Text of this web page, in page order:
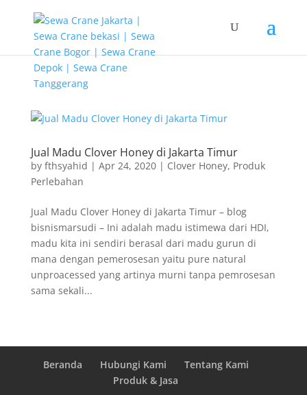
Jual Madu Clover Honey di Jakarta Timur
by fthsyahid | Apr 24, 2020| Clover Honey, Produk
Perlebahan
Jual Madu Clover Honey di Jakarta Timur – blog
bisnismarsudi – Ini adalah madu istimewa dari HDI,
madu kita ini sendiri berasal dari madu gurun di
mana dengan pemerosesan yaitu pure natural
unproacessed yang artinya murni tanpa pemrosesan
sama sekali...
Beranda Hubungi Kami
Tentang Kami
Produk & Jasa